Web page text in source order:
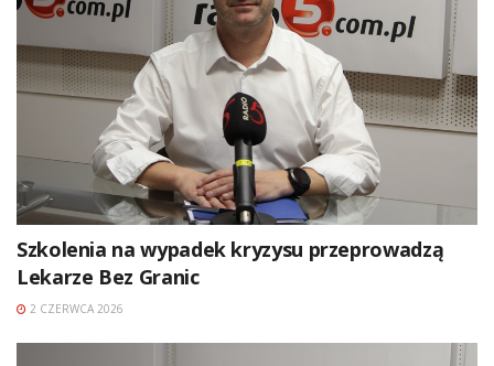
Szkolenia na wypadek kryzysu przeprowadzą
Lekarze Bez Granic
2 CZERWCA 2026